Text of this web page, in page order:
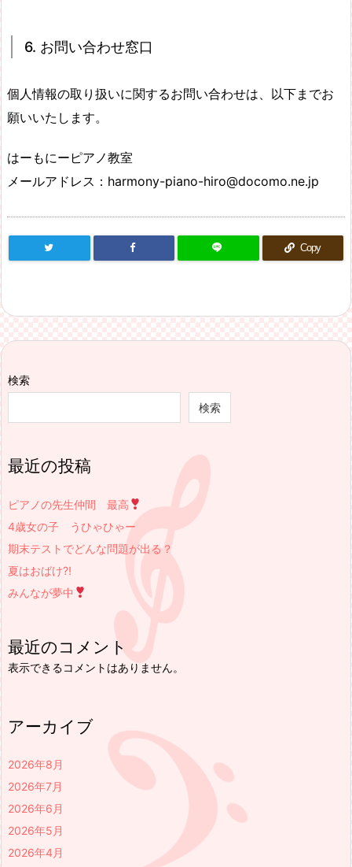
6. お問い合わせ窓口
個人情報の取り扱いに関するお問い合わせは、以下までお
願いいたします。
はーもにーピアノ教室
メールアドレス：harmony-piano-hiro@docomo.ne.jp
Copy
検索
検索
最近の投稿
ピアノの先生仲間 最高
4歳女の子 うひゃひゃー
期末テストでどんな問題が出る？
夏はおばけ⁈
みんなが夢中
最近のコメント
表示できるコメントはありません。
アーカイブ
2026年8月
2026年7月
2026年6月
2026年5月
2026年4月